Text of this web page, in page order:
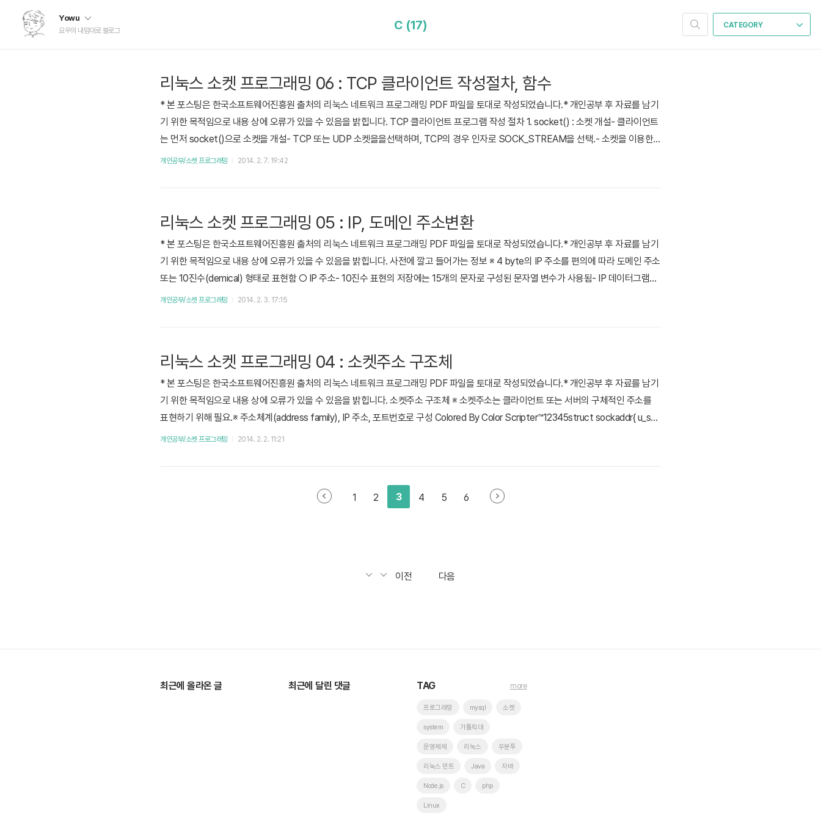
Yowu
요우의 내맘대로 블로그
CATEGORY
C (17)
리눅스 소켓 프로그래밍 06 : TCP 클라이언트 작성절차, 함수
* 본 포스팅은 한국소프트웨어진흥원 출처의 리눅스 네트워크 프로그래밍 PDF 파일을 토대로 작성되었습니다.* 개인공부 후 자료를 남기
기 위한 목적임으로 내용 상에 오류가 있을 수 있음을 밝힙니다. TCP 클라이언트 프로그램 작성 절차 1. socket() : 소켓 개설- 클라이언트
는 먼저 socket()으로 소켓을 개설- TCP 또는 UDP 소켓을을선택하며, TCP의 경우 인자로 SOCK_STREAM을 선택.- 소켓을 이용한
통신 프로그램에서는 사용할 트랜스포트 프로토콜, 자신의 IP 주소와 프로토콜, 상대방 IP 주소와 포트번호 지정되어야 한다. 2. connect()
개인공부/소켓 프로그래밍 2014. 2. 7. 19:42
리눅스 소켓 프로그래밍 05 : IP, 도메인 주소변환
* 본 포스팅은 한국소프트웨어진흥원 출처의 리눅스 네트워크 프로그래밍 PDF 파일을 토대로 작성되었습니다.* 개인공부 후 자료를 남기
기 위한 목적임으로 내용 상에 오류가 있을 수 있음을 밝힙니다. 사전에 깔고 들어가는 정보 ※ 4 byte의 IP 주소를 편의에 따라 도메인 주소
또는 10진수(demical) 형태로 표현함 ○ IP 주소- 10진수 표현의 저장에는 15개의 문자로 구성된 문자열 변수가 사용됨- IP 데이터그램을
네트워크 상에서 전송할 때 IP 헤더에는 2진수(binary) IP주소만 사용 IP 주소변환 예제(ip_conv.c) Colored By Color Scripter™123456
개인공부/소켓 프로그래밍 2014. 2. 3. 17:15
리눅스 소켓 프로그래밍 04 : 소켓주소 구조체
* 본 포스팅은 한국소프트웨어진흥원 출처의 리눅스 네트워크 프로그래밍 PDF 파일을 토대로 작성되었습니다.* 개인공부 후 자료를 남기
기 위한 목적임으로 내용 상에 오류가 있을 수 있음을 밝힙니다. 소켓주소 구조체 ※ 소켓주소는 클라이언트 또는 서버의 구체적인 주소를
표현하기 위해 필요.※ 주소체계(address family), IP 주소, 포트번호로 구성 Colored By Color Scripter™12345struct sockaddr{ u_sho
rt sa_family; char sa_data[14];}; ○ address family : u_short 자료형(2 byte, types.h에 정의)○ sa_data : 14 byte의 IP주소 + 포트
개인공부/소켓 프로그래밍 2014. 2. 2. 11:21
1 2 3 4 5 6
이전 다음
최근에 올라온 글 최근에 달린 댓글 TAG
프로그래밍 mysql 소켓
system 가톨릭대
운영체제 리눅스 우분투
리눅스 민트 Java 자바
Node.js C php
Linux
more